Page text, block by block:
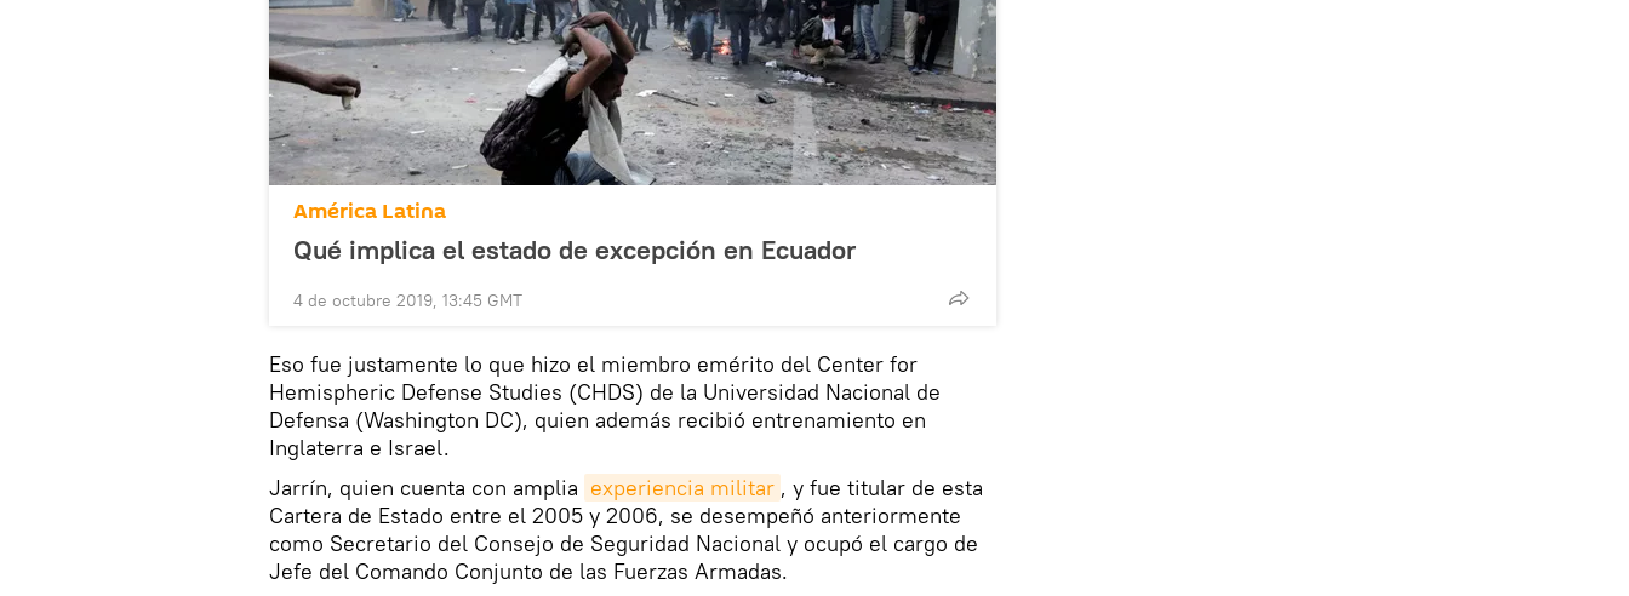
América Latina
Qué implica el estado de excepción en Ecuador
4 de octubre 2019, 13:45 GMT
Eso fue justamente lo que hizo el miembro emérito del Center for
Hemispheric Defense Studies (CHDS) de la Universidad Nacional de
Defensa (Washington DC), quien además recibió entrenamiento en
Inglaterra e Israel.
Jarrín, quien cuenta con amplia experiencia militar , y fue titular de esta
Cartera de Estado entre el 2005 y 2006, se desempeñó anteriormente
como Secretario del Consejo de Seguridad Nacional y ocupó el cargo de
Jefe del Comando Conjunto de las Fuerzas Armadas.